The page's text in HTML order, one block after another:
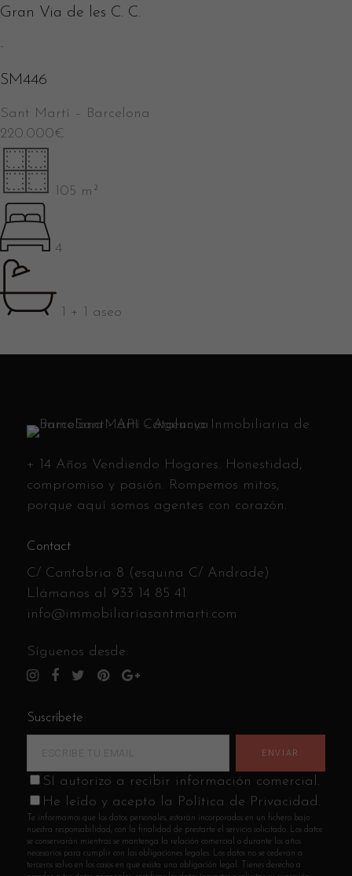
Gran Via de les C. C.
-
SM446
Sant Martí – Barcelona
220.000€
105 m²
4
1 + 1 aseo
+ 14 Años Vendiendo Hogares. Honestidad,
compromiso y pasión. Rompemos mitos,
porque aquí somos agentes con corazón.
Contact
C/ Cantabria 8 (esquina C/ Andrade)
Llámanos al 933 14 85 41
info@immobiliariasantmarti.com
Síguenos desde:
Suscríbete
SI autorizo a recibir información comercial.
He leído y acepto la Política de Privacidad.
Te informamos que los datos personales, estarán incorporados en un fichero bajo
nuestra responsabilidad, con la finalidad de prestarte el servicio solicitado. Los datos
se conservarán mientras se mantenga la relación comercial o durante los años
necesarios para cumplir con las obligaciones legales. Los datos no se cederán a
terceros salvo en los casos en que exista una obligación legal. Tienes derecho a